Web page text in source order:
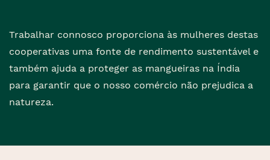
Trabalhar connosco proporciona às mulheres destas
cooperativas uma fonte de rendimento sustentável e
também ajuda a proteger as mangueiras na Índia
para garantir que o nosso comércio não prejudica a
natureza.